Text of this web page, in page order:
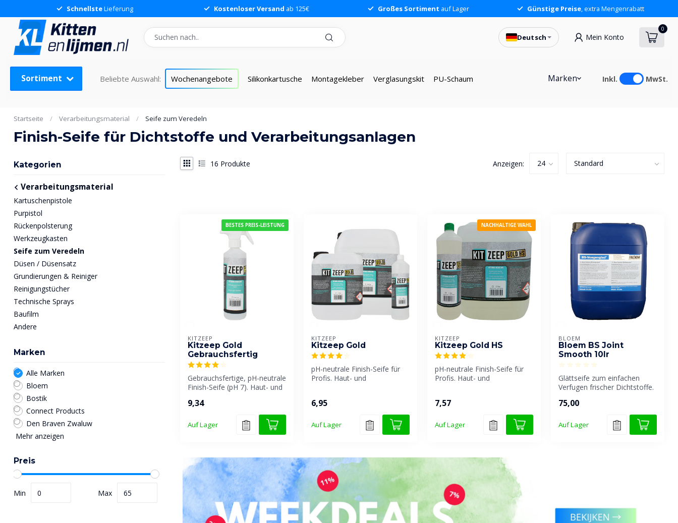
SchnellsteLieferung Kostenloser Versand ab 125€ Großes Sortiment auf Lager Günstige Preise, extra Mengenrabatt
Deutsch Mein Konto
0
Sortiment Beliebte Auswahl: Wochenangebote Silikonkartusche Montagekleber Verglasungskit PU-Schaum Marken Inkl. MwSt.
Startseite / Verarbeitungsmaterial / Seife zum Veredeln
Finish-Seife für Dichtstoffe und Verarbeitungsanlagen
Kategorien
Verarbeitungsmaterial
Kartuschenpistole
Purpistol
Rückenpolsterung
Werkzeugkasten
Seife zum Veredeln
Düsen / Düsensatz
Grundierungen & Reiniger
Reinigungstücher
Technische Sprays
Baufilm
Andere
Marken
Alle Marken
Bloem
Bostik
Connect Products
Den Braven Zwaluw
Mehr anzeigen
Preis
Min Max
16 Produkte Anzeigen:
BESTES PREIS-LEISTUNG
KITZEEP
Kitzeep Gold
Gebrauchsfertig
Gebrauchsfertige, pH-neutrale
Finish-Seife (pH 7). Haut- und
9,34
Auf Lager
KITZEEP
Kitzeep Gold
pH-neutrale Finish-Seife für
Profis. Haut- und
6,95
Auf Lager
NACHHALTIGE WAHL
KITZEEP
Kitzeep Gold HS
pH-neutrale Finish-Seife für
Profis. Haut- und
7,57
Auf Lager
BLOEM
Bloem BS Joint
Smooth 10lr
Glättseife zum einfachen
Verfugen frischer Dichtstoffe.
75,00
Auf Lager